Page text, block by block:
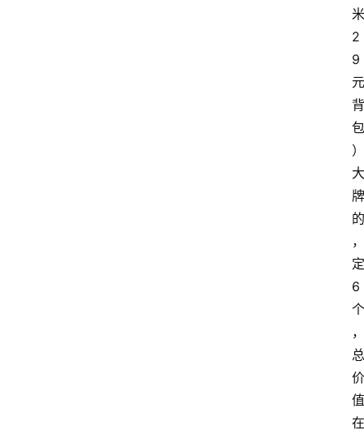
米
2
9
元
背
包
）
大
牌
的
，
定
6
个
，
总
价
值
在